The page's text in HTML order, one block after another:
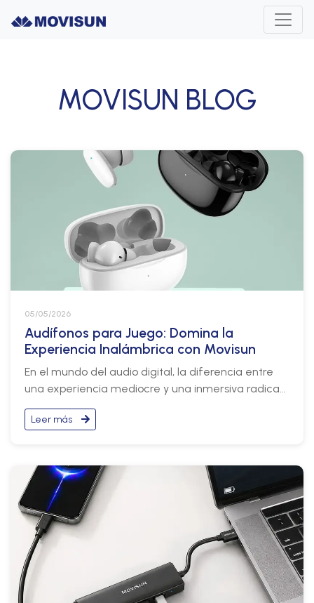
MOVISUN BLOG
05/05/2026
Audífonos para Juego: Domina la
Experiencia Inalámbrica con Movisun
En el mundo del audio digital, la diferencia entre
una experiencia mediocre y una inmersiva radica
en la tecnología de latencia y la calidad del sonido.
Para quienes buscan un rendimiento superior en
característica indispensable.
Leer más